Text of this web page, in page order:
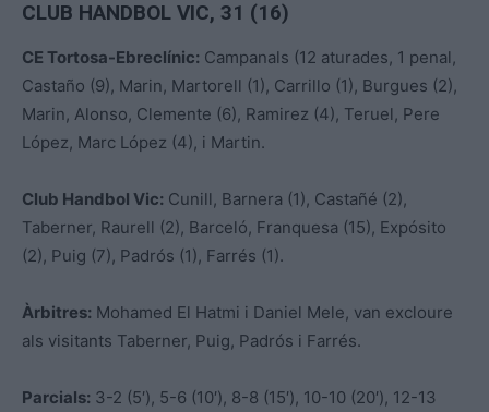
CLUB HANDBOL VIC, 31 (16)
CE Tortosa-Ebreclínic: Campanals (12 aturades, 1 penal,
Castaño (9), Marin, Martorell (1), Carrillo (1), Burgues (2),
Marin, Alonso, Clemente (6), Ramirez (4), Teruel, Pere
López, Marc López (4), i Martin.
Club Handbol Vic: Cunill, Barnera (1), Castañé (2),
Taberner, Raurell (2), Barceló, Franquesa (15), Expósito
(2), Puig (7), Padrós (1), Farrés (1).
Àrbitres: Mohamed El Hatmi i Daniel Mele, van excloure
als visitants Taberner, Puig, Padrós i Farrés.
Parcials: 3-2 (5′), 5-6 (10′), 8-8 (15′), 10-10 (20′), 12-13